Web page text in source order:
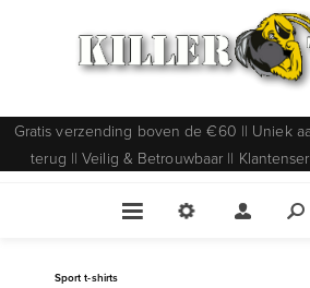
Gratis verzending boven de €60 || Uniek
terug || Veilig & Betrouwbaar ||
Sport t-shirts